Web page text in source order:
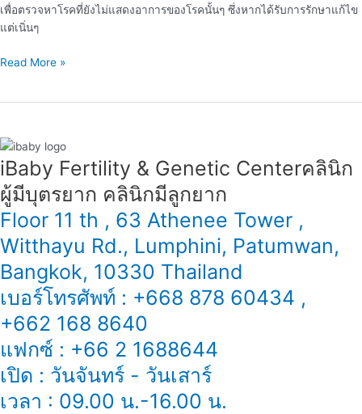
เพื่อตรวจหาโรคที่ยังไม่แสดงอาการของโรคนั้นๆ ซึ่งหากได้รับการรักษาแก้ไข
แต่เนิ่นๆ
Read More »
iBaby Fertility & Genetic Center​ คลินิก
ผู้มีบุตรยาก คลินิกมีลูกยาก
Floor 11 th , 63 Athenee Tower ,
Witthayu Rd., Lumphini, Patumwan,
Bangkok, 10330 Thailand
เบอร์โทรศัพท์ : +668 878 60434 ,
+662 168 8640
แฟกซ์ : +66 2 1688644
เปิด : วันจันทร์ - วันเสาร์
เวลา : 09.00 น.-16.00 น.